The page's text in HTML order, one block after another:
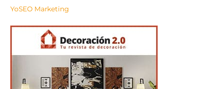
YoSEO Marketing